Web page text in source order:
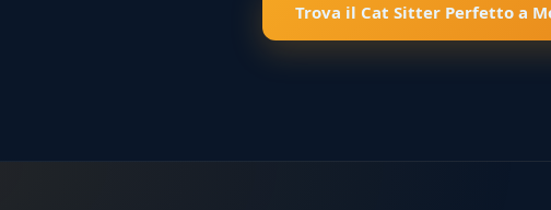
Trova il Cat Sitter Perfetto a